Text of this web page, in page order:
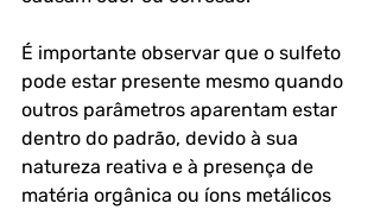
É importante observar que o sulfeto
pode estar presente mesmo quando
outros parâmetros aparentam estar
dentro do padrão, devido à sua
natureza reativa e à presença de
matéria orgânica ou íons metálicos